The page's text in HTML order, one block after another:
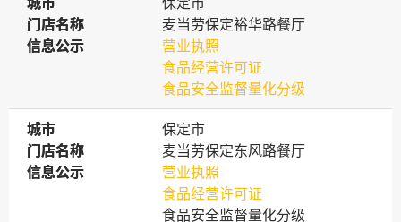
门店名称
门店名称
麦当劳保定裕华路餐厅
信息公示
信息公示
营业执照
食品经营许可证
食品安全监督量化分级
城市
城市
保定市
门店名称
门店名称
麦当劳保定东风路餐厅
信息公示
信息公示
营业执照
食品经营许可证
食品安全监督量化分级